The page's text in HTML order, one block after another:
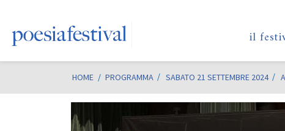
il
HOME / PROGRAMMA SABATO 21 SETTEMBRE 2024